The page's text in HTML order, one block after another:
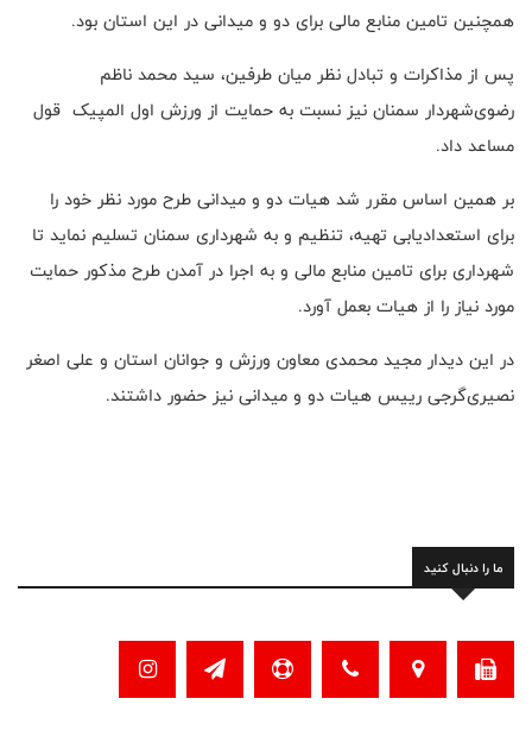
همچنین تامین منابع مالی برای دو و میدانی در این استان بود.
پس از مذاکرات و تبادل نظر میان طرفین، سید محمد ناظم
رضوی‌شهردار سمنان نیز نسبت به حمایت از ورزش اول المپیک قول
مساعد داد.
بر همین اساس مقرر شد هیات دو و میدانی طرح مورد نظر خود را
برای استعدادیابی تهیه، تنظیم و به شهرداری سمنان تسلیم نماید تا
شهرداری برای تامین منابع مالی و به اجرا در آمدن طرح مذکور حمایت
مورد نیاز را از هیات بعمل آورد.
در این دیدار مجید محمدی معاون ورزش و جوانان استان و علی اصغر
نصیری‌گرجی رییس هیات دو و میدانی نیز حضور داشتند.
ما را دنبال کنید